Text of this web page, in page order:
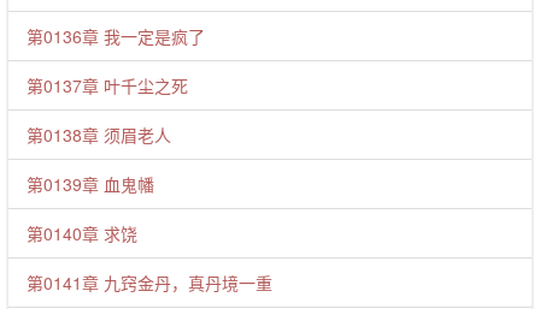
第0136章 我一定是疯了
第0137章 叶千尘之死
第0138章 须眉老人
第0139章 血鬼幡
第0140章 求饶
第0141章 九窍金丹，真丹境一重